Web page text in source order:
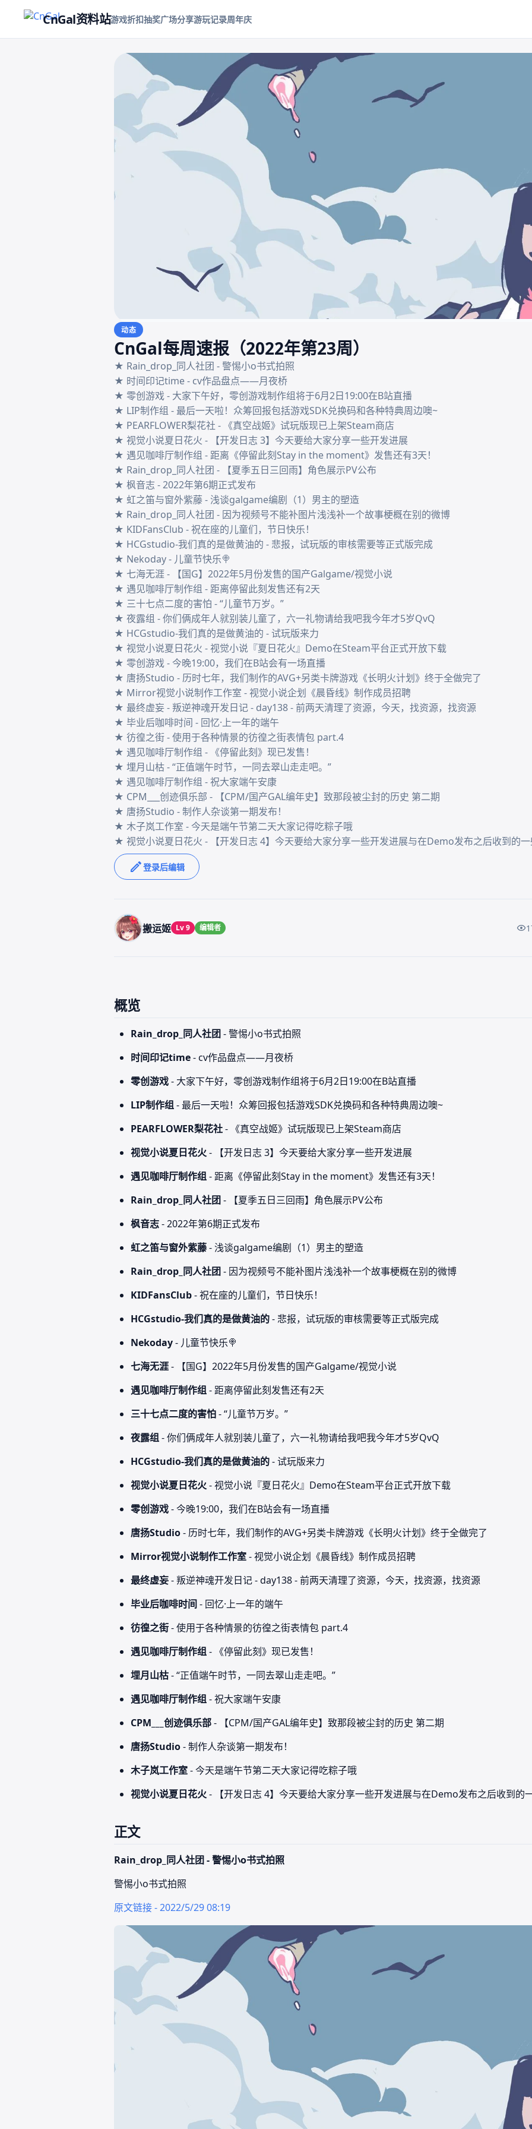
CnGal资料站游戏折扣抽奖广场分享游玩记录周年庆
动态
CnGal每周速报（2022年第23周）
★ Rain_drop_同人社团 - 警惕小o书式拍照
★ 时间印记time - cv作品盘点——月夜桥
★ 零创游戏 - 大家下午好，零创游戏制作组将于6月2日19:00在B站直播
★ LIP制作组 - 最后一天啦！众筹回报包括游戏SDK兑换码和各种特典周边噢~
★ PEARFLOWER梨花社 - 《真空战姬》试玩版现已上架Steam商店
★ 视觉小说夏日花火 - 【开发日志 3】今天要给大家分享一些开发进展
★ 遇见咖啡厅制作组 - 距离《停留此刻Stay in the moment》发售还有3天！
★ Rain_drop_同人社团 - 【夏季五日三回雨】角色展示PV公布
★ 枫音志 - 2022年第6期正式发布
★ 虹之笛与窗外紫藤 - 浅谈galgame编剧（1）男主的塑造
★ Rain_drop_同人社团 - 因为视频号不能补图片浅浅补一个故事梗概在别的微博
★ KIDFansClub - 祝在座的儿童们，节日快乐！
★ HCGstudio-我们真的是做黄油的 - 悲报，试玩版的审核需要等正式版完成
★ Nekoday - 儿童节快乐🍭
★ 七海无涯 - 【国G】2022年5月份发售的国产Galgame/视觉小说
★ 遇见咖啡厅制作组 - 距离停留此刻发售还有2天
★ 三十七点二度的害怕 - “儿童节万岁。”
★ 夜露组 - 你们俩成年人就别装儿童了，六一礼物请给我吧我今年才5岁QvQ
★ HCGstudio-我们真的是做黄油的 - 试玩版来力
★ 视觉小说夏日花火 - 视觉小说『夏日花火』Demo在Steam平台正式开放下载
★ 零创游戏 - 今晚19:00，我们在B站会有一场直播
★ 唐扬Studio - 历时七年，我们制作的AVG+另类卡牌游戏《长明火计划》终于全做完了
★ Mirror视觉小说制作工作室 - 视觉小说企划《晨昏线》制作成员招聘
★ 最终虚妄 - 叛逆神魂开发日记 - day138 - 前两天清理了资源，今天，找资源，找资源
★ 毕业后咖啡时间 - 回忆·上一年的端午
★ 彷徨之街 - 使用于各种情景的彷徨之街表情包 part.4
★ 遇见咖啡厅制作组 - 《停留此刻》现已发售！
★ 埋月山枯 - “正值端午时节，一同去翠山走走吧。”
★ 遇见咖啡厅制作组 - 祝大家端午安康
★ CPM___创迹俱乐部 - 【CPM/国产GAL编年史】致那段被尘封的历史 第二期
★ 唐扬Studio - 制作人杂谈第一期发布！
★ 木子岚工作室 - 今天是端午节第二天大家记得吃粽子哦
登录后编辑
搬运姬 Lv 9 编辑者
概览
Rain_drop_同人社团- 警惕小o书式拍照
时间印记time- cv作品盘点——月夜桥
零创游戏- 大家下午好，零创游戏制作组将于6月2日19:00在B站直播
LIP制作组- 最后一天啦！众筹回报包括游戏SDK兑换码和各种特典周边噢~
PEARFLOWER梨花社- 《真空战姬》试玩版现已上架Steam商店
视觉小说夏日花火- 【开发日志 3】今天要给大家分享一些开发进展
遇见咖啡厅制作组- 距离《停留此刻Stay in the moment》发售还有3天！
Rain_drop_同人社团- 【夏季五日三回雨】角色展示PV公布
枫音志- 2022年第6期正式发布
虹之笛与窗外紫藤- 浅谈galgame编剧（1）男主的塑造
Rain_drop_同人社团- 因为视频号不能补图片浅浅补一个故事梗概在别的微博
KIDFansClub- 祝在座的儿童们，节日快乐！
HCGstudio-我们真的是做黄油的- 悲报，试玩版的审核需要等正式版完成
Nekoday- 儿童节快乐🍭
七海无涯- 【国G】2022年5月份发售的国产Galgame/视觉小说
遇见咖啡厅制作组- 距离停留此刻发售还有2天
三十七点二度的害怕- “儿童节万岁。”
夜露组- 你们俩成年人就别装儿童了，六一礼物请给我吧我今年才5岁QvQ
HCGstudio-我们真的是做黄油的- 试玩版来力
视觉小说夏日花火- 视觉小说『夏日花火』Demo在Steam平台正式开放下载
零创游戏- 今晚19:00，我们在B站会有一场直播
唐扬Studio- 历时七年，我们制作的AVG+另类卡牌游戏《长明火计划》终于全做完了
Mirror视觉小说制作工作室- 视觉小说企划《晨昏线》制作成员招聘
最终虚妄- 叛逆神魂开发日记 - day138 - 前两天清理了资源，今天，找资源，找资源
毕业后咖啡时间 - 回忆·上一年的端午
彷徨之街- 使用于各种情景的彷徨之街表情包 part.4
遇见咖啡厅制作组- 《停留此刻》现已发售！
埋月山枯- “正值端午时节，一同去翠山走走吧。”
遇见咖啡厅制作组- 祝大家端午安康
CPM___创迹俱乐部- 【CPM/国产GAL编年史】致那段被尘封的历史 第二期
唐扬Studio- 制作人杂谈第一期发布！
木子岚工作室- 今天是端午节第二天大家记得吃粽子哦
视觉小说夏日花火- 【开发日志 4】今天要给大家分享一些开发进展与在Demo发布之后收到的
正文
Rain_drop_同人社团 - 警惕小o书式拍照
警惕小o书式拍照
原文链接 - 2022/5/29 08:19